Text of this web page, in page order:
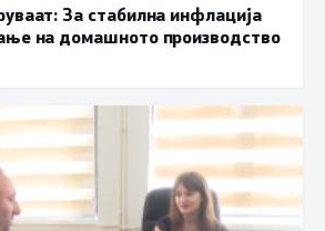
За стабилна инфлација
на домашното производство